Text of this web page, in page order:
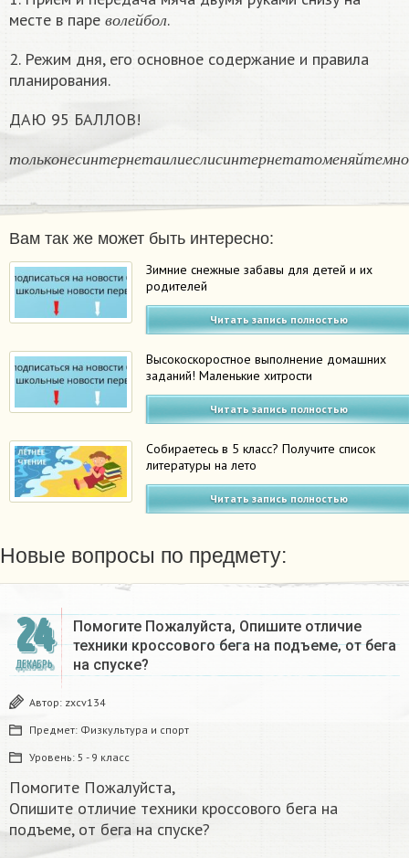
месте в паре
в ол е й б ол
волейб ол
.
2. Режим дня, его основное содержание и правила
планирования.
ДАЮ 95 БАЛЛОВ!
т ол ьк о н е с и н т е р н е т а ил и е сл и с и н т е р н е т а т оме ня й т емн о
т й
Вам так же может быть интересно:
Зимние снежные забавы для детей и их
родителей
Читать запись полностью
Высокоскоростное выполнение домашних
заданий! Маленькие хитрости
Читать запись полностью
Собираетесь в 5 класс? Получите список
литературы на лето
Читать запись полностью
Новые вопросы по предмету:
24
ДЕКАБРЬ
Помогите Пожалуйста, Опишите отличие
техники кроссового бега на подъеме, от бега
на спуске?
Автор: zxcv134
Предмет: Физкультура и спорт
Уровень: 5 - 9 класс
Помогите Пожалуйста,
Опишите отличие техники кроссового бега на
подъеме, от бега на спуске?